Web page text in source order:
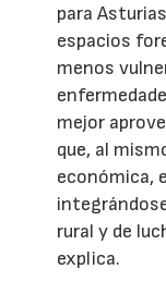
para
espacios
menos
mejor
que, al
económica,
rural y de
explica.